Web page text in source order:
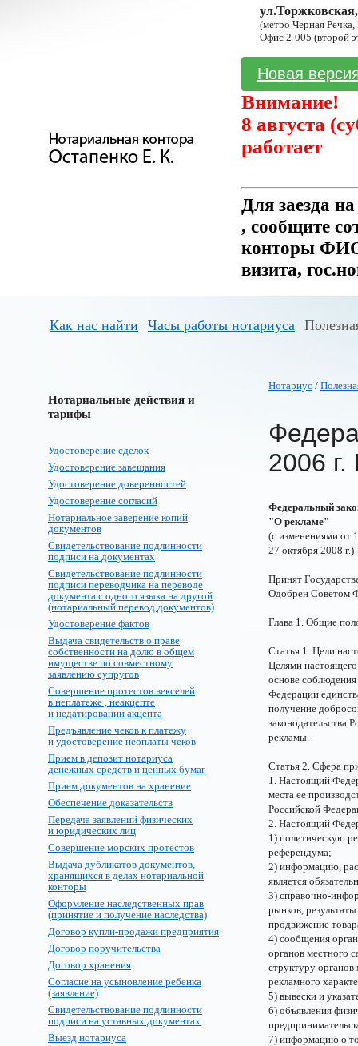
(метро Чёрная
Офис 2-005 (второй
Новая
Внимание!
8 августа
работает
Для заезда
, сообщите
конторы ФИО
визита,
Как нас найти Часы работы нотариуса
Нотариальные действия и
тарифы
Удостоверение сделок
Удостоверение завещания
Удостоверение доверенностей
Удостоверение согласий
Нотариальное заверение копий
документов
Свидетельствование подлинности
подписи на документах
Свидетельствование подлинности
подписи переводчика на переводе
документа с одного языка на другой
(нотариальный перевод документов)
Удостоверение фактов
Выдача свидетельств о праве
собственности на долю в общем
имуществе по совместному
заявлению супругов
Совершение протестов векселей
в неплатеже , неакцепте
и недатировании акцепта
Предъявление чеков к платежу
и удостоверение неоплаты чеков
Прием в депозит нотариуса
денежных средств и ценных бумаг
Прием документов на хранение
Обеспечение доказательств
Передача заявлений физических
и юридических лиц
Совершение морских протестов
Выдача дубликатов документов,
хранящихся в делах нотариальной
конторы
Оформление наследственных прав
(принятие и получение наследства)
Договор купли-продажи предприятия
Договор поручительства
Договор хранения
Согласие на усыновление ребенка
(заявление)
Свидетельствование подлинности
подписи на уставных документах
Выезд нотариуса
Нотариус /
2006
Федеральный
"О рекламе"
(с изменениями от
27 октября 2008 г.)
Принят
Одобрен Советом
Глава 1. Общие
Статья 1. Цели
Целями настоящего
основе
Федерации
получение
законодательства
рекламы.
Статья 2. Сфера
1. Настоящий
места ее
Российской
2. Настоящий
1) политическую
референдума;
2) информацию,
является
3) справочно-
рынков,
продвижение
4) сообщения
органов местного
структуру
рекламного
5) вывески и
6) объявления
7) информацию о